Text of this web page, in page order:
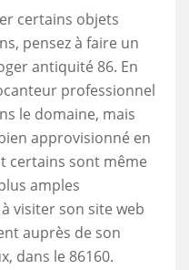
certains objets
pensez à faire un
antiquité 86. En
professionnel
le domaine, mais
approvisionné en
certains sont même
amples
visiter son site web
auprès de son
dans le 86160.